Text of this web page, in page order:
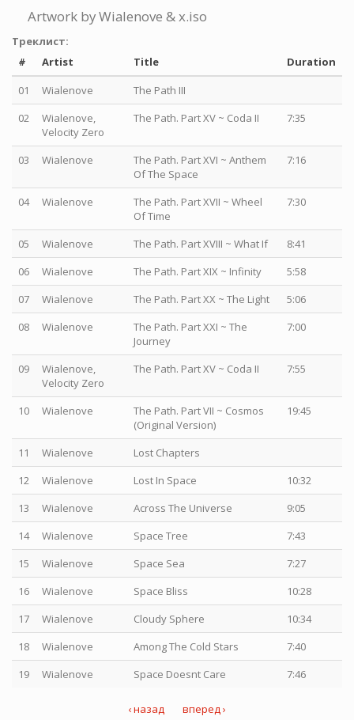
Artwork by Wialenove & x.iso
Треклист:
#
Artist Title
Duration
01
Wialenove
The Path III
02
Wialenove,
Velocity Zero
The Path. Part XV ~ Coda II 7:35
03 Wialenove
The Path. Part XVI ~ Anthem
Of The Space
7:16
04 Wialenove
The Path. Part XVII ~ Wheel
Of Time
7:30
05 Wialenove The Path. Part XVIII ~ What If
8:41
06
Wialenove The Path. Part XIX ~ Infinity
5:58
07
Wialenove The Path. Part XX ~ The Light
5:06
08
Wialenove
The Path. Part XXI ~ The
Journey
7:00
09
Wialenove,
Velocity Zero
The Path. Part XV ~ Coda II 7:55
10 Wialenove
The Path. Part VII ~ Cosmos
(Original Version)
19:45
11 Wialenove
Lost Chapters
12
Wialenove Lost In Space
10:32
13
Wialenove Across The Universe
9:05
14
Wialenove Space Tree
7:43
15
Wialenove Space Sea
7:27
16
Wialenove Space Bliss
10:28
17
Wialenove Cloudy Sphere
10:34
18
Wialenove Among The Cold Stars
7:40
19
Wialenove Space Doesnt Care 7:46
‹ назад вперед ›